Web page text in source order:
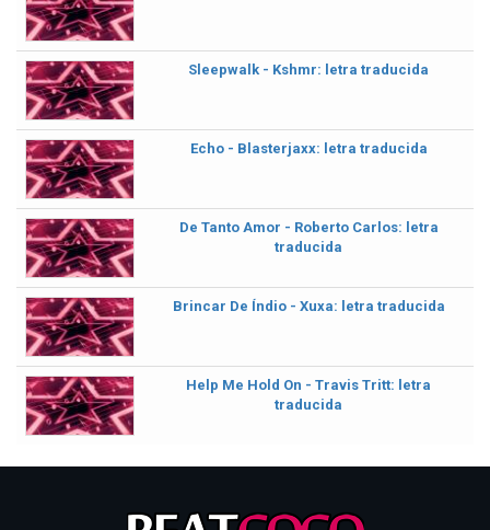
Sleepwalk - Kshmr: letra traducida
Echo - Blasterjaxx: letra traducida
De Tanto Amor - Roberto Carlos: letra
traducida
Brincar De Índio - Xuxa: letra traducida
Help Me Hold On - Travis Tritt: letra
traducida